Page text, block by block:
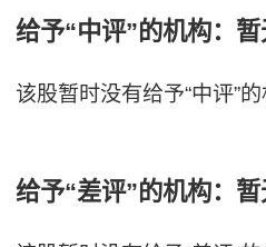
给予“中评”的机构：
该股暂时没有给予“中评”的
给予“差评”的机构：